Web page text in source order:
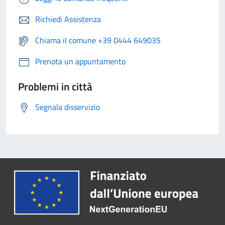
Richiedi Assistenza
Chiama il comune +39 0444 649035
Prenota un appuntamento
Problemi in città
Segnala disservizio